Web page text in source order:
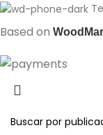
Based on